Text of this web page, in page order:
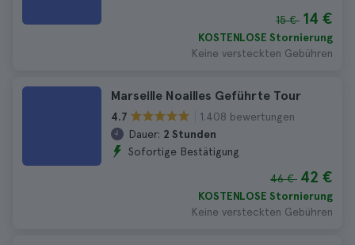
15 € 14 €
KOSTENLOSE Stornierung
Keine versteckten Gebühren
Marseille Noailles Geführte Tour
4.7
1.408 bewertungen
Dauer: 2 Stunden
Sofortige Bestätigung
46 € 42 €
KOSTENLOSE Stornierung
Keine versteckten Gebühren